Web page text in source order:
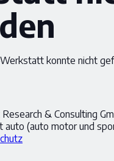
konnte nicht
& Consulting
auto (auto motor und